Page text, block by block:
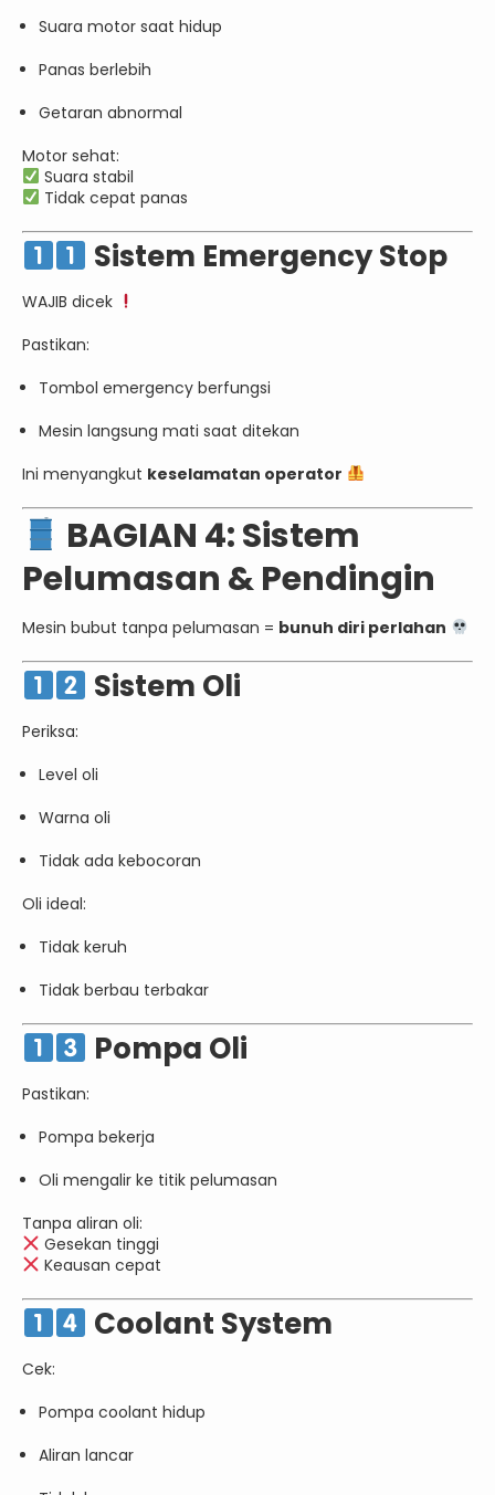
Suara motor saat hidup
Panas berlebih
Getaran abnormal
Motor sehat:
Suara stabil
Tidak cepat panas
Sistem Emergency Stop
WAJIB dicek
Pastikan:
Tombol emergency berfungsi
Mesin langsung mati saat ditekan
Ini menyangkut keselamatan operator
BAGIAN 4: Sistem
Pelumasan & Pendingin
Mesin bubut tanpa pelumasan = bunuh diri perlahan
Sistem Oli
Periksa:
Level oli
Warna oli
Tidak ada kebocoran
Oli ideal:
Tidak keruh
Tidak berbau terbakar
Pompa Oli
Pastikan:
Pompa bekerja
Oli mengalir ke titik pelumasan
Tanpa aliran oli:
Gesekan tinggi
Keausan cepat
Coolant System
Cek:
Pompa coolant hidup
Aliran lancar